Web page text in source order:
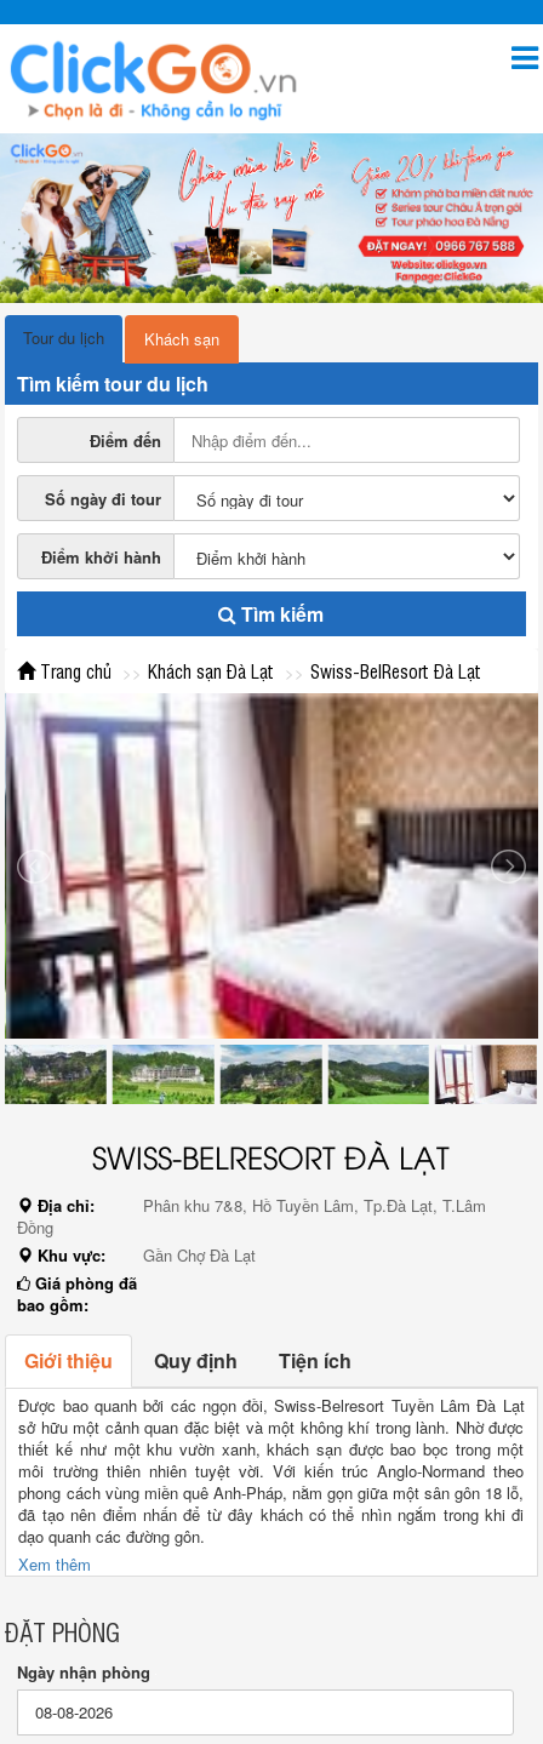
Tour du lịch Khách sạn
Tìm kiếm tour du lịch
Điểm đến
Số ngày đi tour
Điểm khởi hành
Tìm kiếm
Trang chủ Khách sạn Đà Lạt Swiss-BelResort Đà Lạt
SWISS-BELRESORT ĐÀ LẠT
Địa chỉ:
Phân khu 7&8, Hồ Tuyền Lâm, Tp.Đà Lạt, T.Lâm
Đồng
Khu vực:
Gần Chợ Đà Lạt
Giá phòng đã
bao gồm:
Giới thiệu Quy định Tiện ích
Được bao quanh bởi các ngọn đồi, Swiss-Belresort Tuyền Lâm Đà Lạt
sở hữu một cảnh quan đặc biệt và một không khí trong lành. Nhờ được
thiết kế như một khu vườn xanh, khách sạn được bao bọc trong một
môi trường thiên nhiên tuyệt vời. Với kiến trúc Anglo-Normand theo
phong cách vùng miền quê Anh-Pháp, nằm gọn giữa một sân gôn 18 lỗ,
đã tạo nên điểm nhấn để từ đây khách có thể nhìn ngắm trong khi đi
dạo quanh các đường gôn.
Xem thêm
ĐẶT PHÒNG
Ngày nhận phòng